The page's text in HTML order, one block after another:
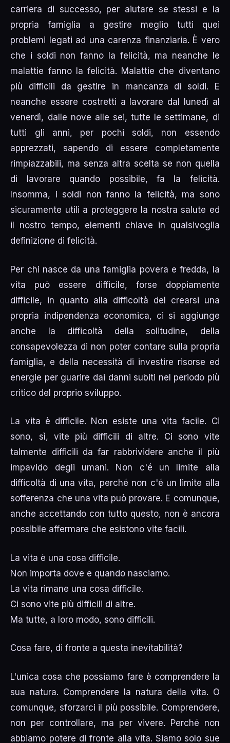
carriera di successo, per aiutare se stessi e la
propria famiglia a gestire meglio tutti quei
problemi legati ad una carenza finanziaria. È vero
che i soldi non fanno la felicità, ma neanche le
malattie fanno la felicità. Malattie che diventano
più difficili da gestire in mancanza di soldi. E
neanche essere costretti a lavorare dal lunedì al
venerdì, dalle nove alle sei, tutte le settimane, di
tutti gli anni, per pochi soldi, non essendo
apprezzati, sapendo di essere completamente
rimpiazzabili, ma senza altra scelta se non quella
di lavorare quando possibile, fa la felicità.
Insomma, i soldi non fanno la felicità, ma sono
sicuramente utili a proteggere la nostra salute ed
il nostro tempo, elementi chiave in qualsivoglia
definizione di felicità.
Per chi nasce da una famiglia povera e fredda, la
vita può essere difficile, forse doppiamente
difficile, in quanto alla difficoltà del crearsi una
propria indipendenza economica, ci si aggiunge
anche la difficoltà della solitudine, della
consapevolezza di non poter contare sulla propria
famiglia, e della necessità di investire risorse ed
energie per guarire dai danni subiti nel periodo più
critico del proprio sviluppo.
La vita è difficile. Non esiste una vita facile. Ci
sono, sì, vite più difficili di altre. Ci sono vite
talmente difficili da far rabbrividere anche il più
impavido degli umani. Non c'é un limite alla
difficoltà di una vita, perché non c'é un limite alla
sofferenza che una vita può provare. E comunque,
anche accettando con tutto questo, non è ancora
possibile affermare che esistono vite facili.
La vita è una cosa difficile.
Non importa dove e quando nasciamo.
La vita rimane una cosa difficile.
Ci sono vite più difficili di altre.
Ma tutte, a loro modo, sono difficili.
Cosa fare, di fronte a questa inevitabilità?
L'unica cosa che possiamo fare è comprendere la
sua natura. Comprendere la natura della vita. O
comunque, sforzarci il più possibile. Comprendere,
non per controllare, ma per vivere. Perché non
abbiamo potere di fronte alla vita. Siamo solo sue